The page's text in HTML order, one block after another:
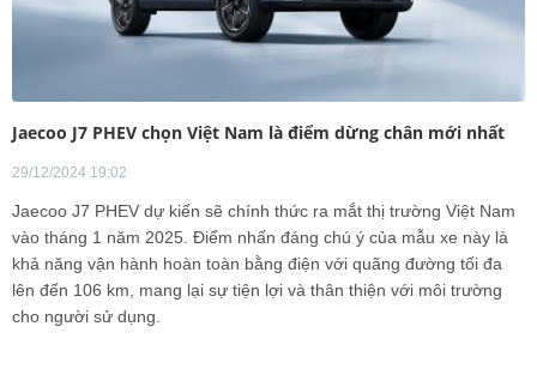
Jaecoo J7 PHEV chọn Việt Nam là điểm dừng chân mới nhất
29/12/2024 19:02
Jaecoo J7 PHEV dự kiến sẽ chính thức ra mắt thị trường Việt Nam
vào tháng 1 năm 2025. Điểm nhấn đáng chú ý của mẫu xe này là
khả năng vận hành hoàn toàn bằng điện với quãng đường tối đa
lên đến 106 km, mang lại sự tiện lợi và thân thiện với môi trường
cho người sử dụng.